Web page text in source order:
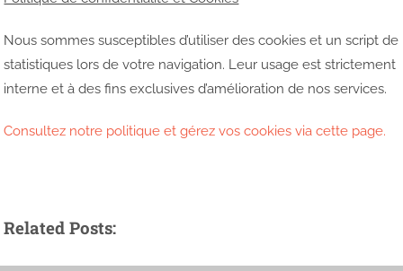
Nous sommes susceptibles d’utiliser des cookies et un script de
statistiques lors de votre navigation. Leur usage est strictement
interne et à des fins exclusives d’amélioration de nos services.
Consultez notre politique et gérez vos cookies via cette page.
Related Posts: